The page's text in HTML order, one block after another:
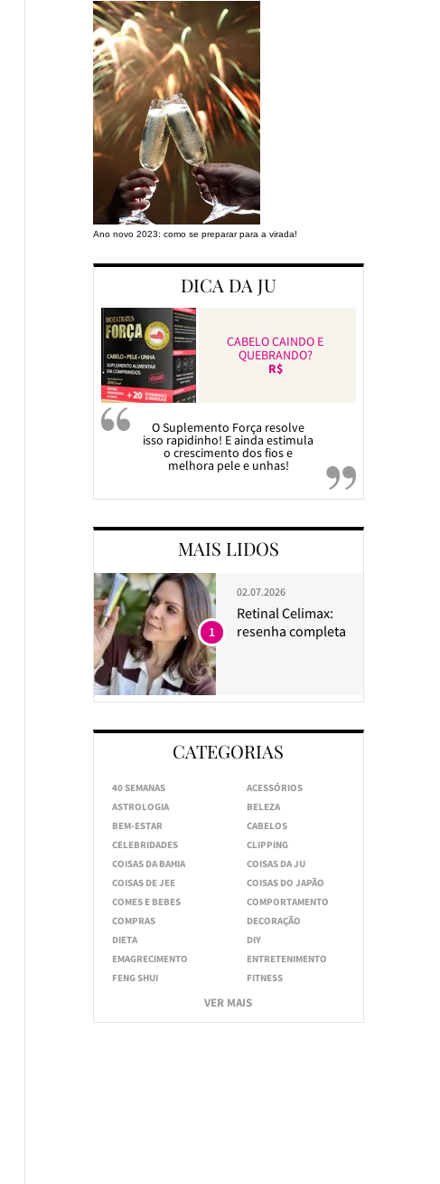
Ano novo 2023: como se preparar para a virada!
DICA DA JU
CABELO CAINDO E
QUEBRANDO?
R$
O Suplemento Força resolve
isso rapidinho! E ainda estimula
o crescimento dos fios e
melhora pele e unhas!
MAIS LIDOS
02.07.2026
Retinal Celimax:
resenha completa
1
CATEGORIAS
40 SEMANAS
ACESSÓRIOS
ASTROLOGIA
BELEZA
BEM-ESTAR
CABELOS
CELEBRIDADES
CLIPPING
COISAS DA BAHIA
COISAS DA JU
COISAS DE JEE
COISAS DO JAPÃO
COMES E BEBES
COMPORTAMENTO
COMPRAS
DECORAÇÃO
DIETA
DIY
EMAGRECIMENTO
ENTRETENIMENTO
FENG SHUI
FITNESS
VER MAIS